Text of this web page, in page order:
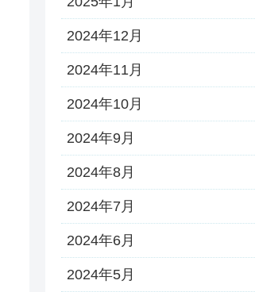
2024年12月
2024年11月
2024年10月
2024年9月
2024年8月
2024年7月
2024年6月
2024年5月